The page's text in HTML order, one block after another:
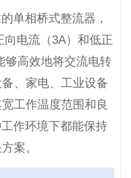
单相桥式整流器，
电流（3A）和低正
够高效地将交流电转
、家电、工业设备
工作温度范围和良
作环境下都能保持
案。